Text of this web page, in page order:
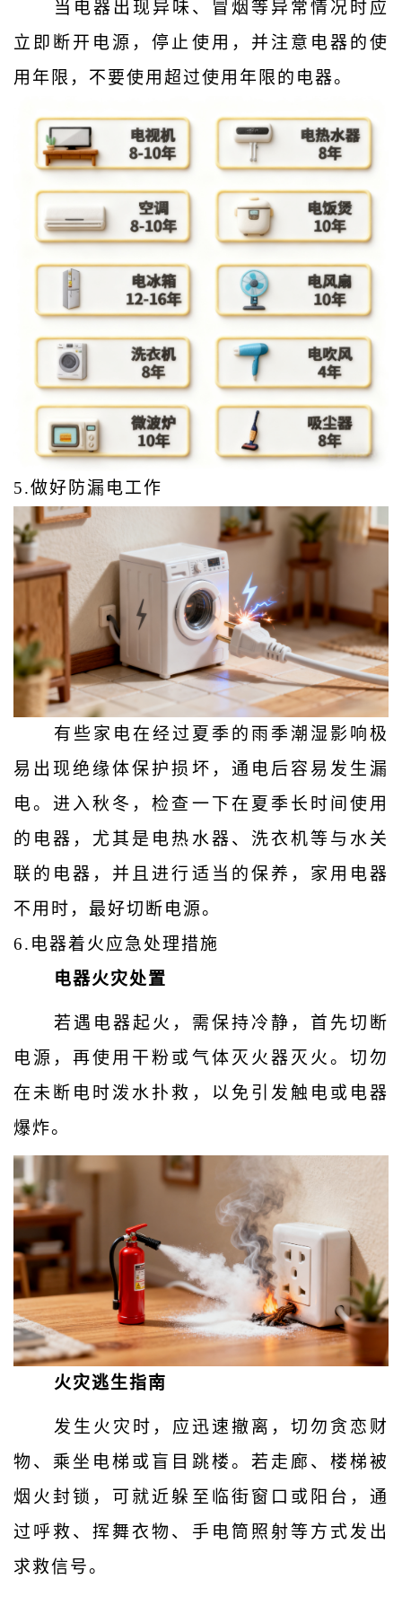
当电器出现异味、冒烟等异常情况时应
立即断开电源，停止使用，并注意电器的使
用年限，不要使用超过使用年限的电器。
5.做好防漏电工作
有些家电在经过夏季的雨季潮湿影响极
易出现绝缘体保护损坏，通电后容易发生漏
电。进入秋冬，检查一下在夏季长时间使用
的电器，尤其是电热水器、洗衣机等与水关
联的电器，并且进行适当的保养，家用电器
不用时，最好切断电源。
6. 电器着火应急处理措施
电器火灾处置
若遇电器起火，需保持冷静，首先切断
电源，再使用干粉或气体灭火器灭火。切勿
在未断电时泼水扑救，以免引发触电或电器
爆炸。
火灾逃生指南
发生火灾时，应迅速撤离，切勿贪恋财
物、乘坐电梯或盲目跳楼。若走廊、楼梯被
烟火封锁，可就近躲至临街窗口或阳台，通
过呼救、挥舞衣物、手电筒照射等方式发出
求救信号。